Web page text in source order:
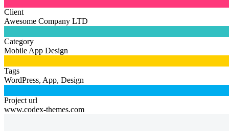
Client
Awesome Company LTD
Category
Mobile App Design
Tags
WordPress, App, Design
Project url
www.codex-themes.com